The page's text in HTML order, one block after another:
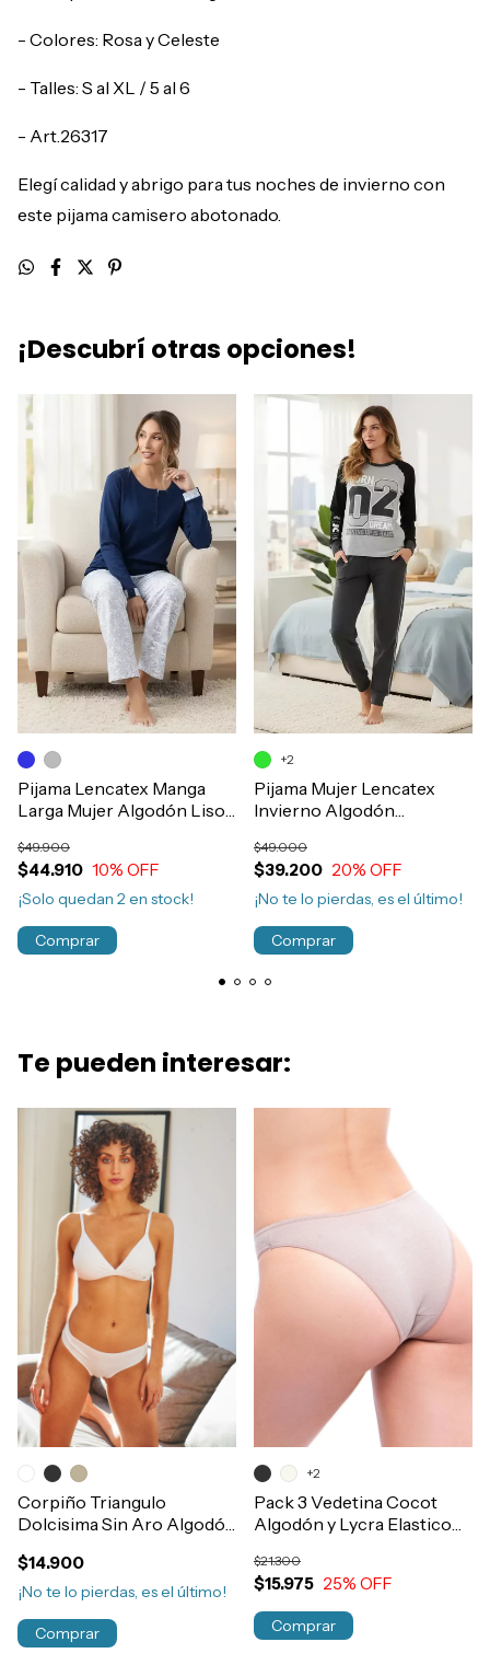
- Colores: Rosa y Celeste
- Talles: S al XL / 5 al 6
- Art.26317
Elegí calidad y abrigo para tus noches de invierno con
este pijama camisero abotonado.
¡Descubrí otras opciones!
Pijama Lencatex Manga
Larga Mujer Algodón Liso
Art.26328
$44.910
$49.900
10% OFF
¡Solo quedan 2en stock!
Comprar
Pijama Mujer Lencatex
Invierno Algodón
Art.26316
$39.200
$49.000
20% OFF
¡No te lo pierdas, es el último!
+2
Comprar
Te pueden interesar:
Corpiño Triangulo
Dolcisima Sin Aro Algodón
$14.900
¡No te lo pierdas, es el último!
Comprar
Pack 3 Vedetina Cocot
Algodón y Lycra Elastico
$15.975
$21.300
25% OFF
+2
Comprar